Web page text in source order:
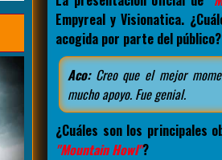
Empyreal y Visionatica.
acogida por parte del público?
Aco:Creo que el mejor
mucho apoyo. Fue genial.
¿Cuáles son los principales
"Mountain Howl"?